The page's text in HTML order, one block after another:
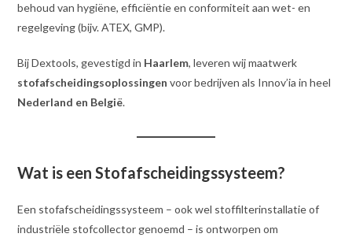
behoud van hygiëne, efficiëntie en conformiteit aan wet- en
regelgeving (bijv. ATEX, GMP).
Bij Dextools, gevestigd in Haarlem, leveren wij maatwerk
stofafscheidingsoplossingen voor bedrijven als Innov’ia in heel
Nederland en België.
Wat is een Stofafscheidingssysteem?
Een stofafscheidingssysteem – ook wel stoffilterinstallatie of
industriële stofcollector genoemd – is ontworpen om